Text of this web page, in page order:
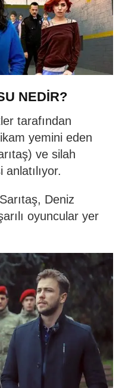
NEDİR?
tarafından
yemini eden
ve silah
Deniz
oyuncular yer